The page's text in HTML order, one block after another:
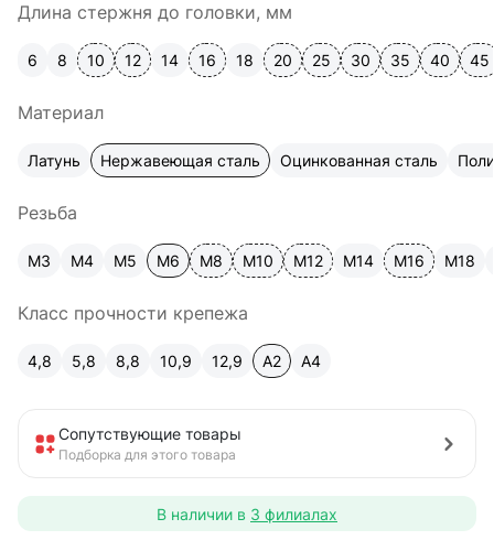
Длина стержня до головки, мм
6 8 10 12 14 16 18 20 25 30 35 40 45
Материал
Латунь Нержавеющая сталь Оцинкованная сталь
Резьба
М3 М4 М5 М6 М8 М10 М12 М14 М16 М18
Класс прочности крепежа
4,8 5,8 8,8 10,9 12,9 A2 А4
Сопутствующие товары
Подборка для этого товара
В наличии в 3 филиалах